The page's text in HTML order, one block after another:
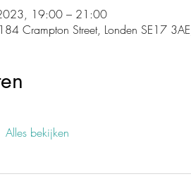
19:00 – 21:00
Crampton Street, Londen SE17
Alles bekijken